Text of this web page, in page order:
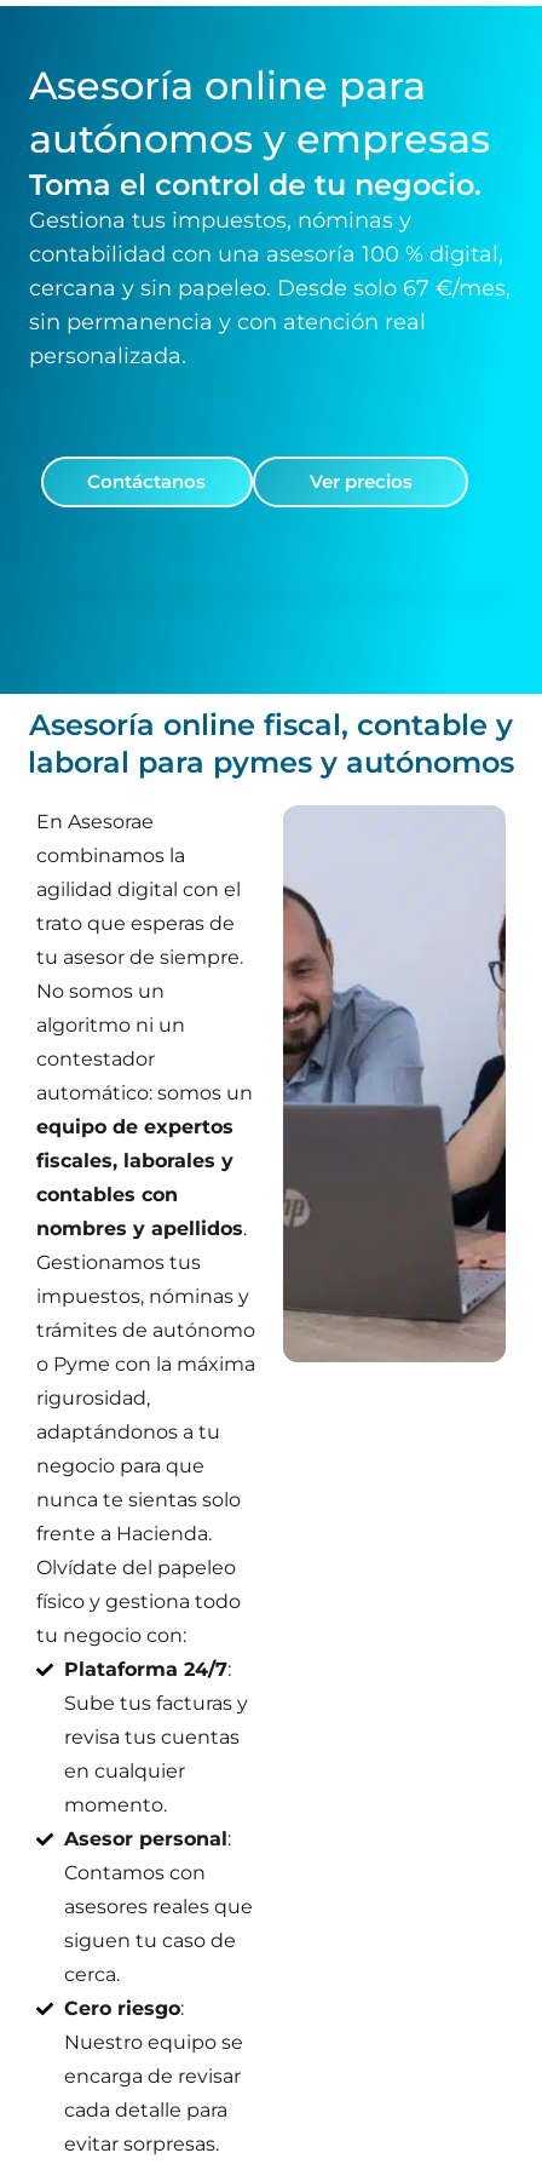
Asesoría online para
autónomos y empresas
Toma el control de tu negocio.
Gestiona tus impuestos, nóminas y
contabilidad con una asesoría 100 % digital,
cercana y sin papeleo. Desde solo 67 €/mes,
sin permanencia y con atención real
personalizada.
Contáctanos Ver precios
Asesoría online fiscal, contable y
laboral para pymes y autónomos
En Asesorae
combinamos la
agilidad digital con el
trato que esperas de
tu asesor de siempre.
No somos un
algoritmo ni un
contestador
automático: somos un
equipo de expertos
fiscales, laborales y
contables con
nombres y apellidos.
Gestionamos tus
impuestos, nóminas y
trámites de autónomo
o Pyme con la máxima
rigurosidad,
adaptándonos a tu
negocio para que
nunca te sientas solo
frente a Hacienda.
Olvídate del papeleo
físico y gestiona todo
tu negocio con:
Plataforma 24/7:
Sube tus facturas y
revisa tus cuentas
en cualquier
momento.
Asesor personal:
Contamos con
asesores reales que
siguen tu caso de
cerca.
Cero riesgo:
Nuestro equipo se
encarga de revisar
cada detalle para
evitar sorpresas.